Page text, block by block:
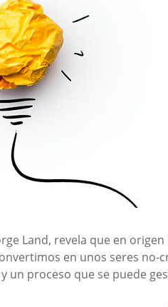
Land, revela que en origen
en unos seres no-
un proceso que se puede